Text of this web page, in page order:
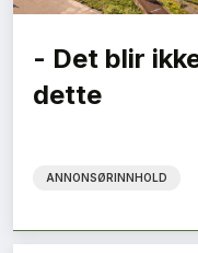
- Det blir
dette
ANNONSØRINNHOLD